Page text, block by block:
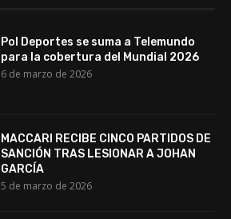
Pol Deportes se suma a Telemundo
para la cobertura del Mundial 2026
6 de marzo de 2026
MACCARI RECIBE CINCO PARTIDOS DE
SANCIÓN TRAS LESIONAR A JOHAN
GARCÍA
5 de marzo de 2026